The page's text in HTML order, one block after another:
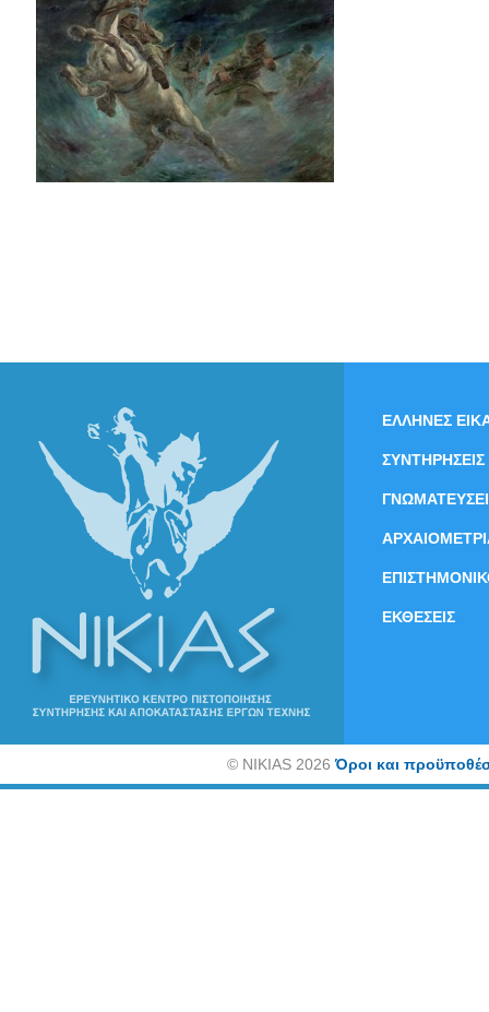
ΕΛΛΗΝΕΣ
ΣΥΝΤΗΡΗΣΕΙΣ
ΕΚΘΕΣΕΙΣ
©NIKIAS 2026Όροι και